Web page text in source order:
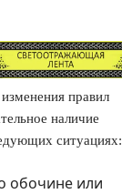
правил
наличие
ситуациях:
обочине или